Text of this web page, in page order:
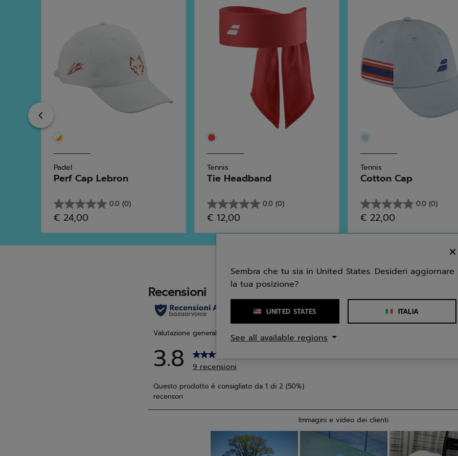
Padel
Perf Cap Lebron
0.0 (0)
0.0
su
5
stelle.
€ 24,00
Tennis
Tie Headband
0.0 (0)
0.0
su
5
stelle.
€ 12,00
Tennis
Cotton Cap
0.0 (0)
0.0
su
5
€ 22,00
Sembra che tu sia in United States. Desideri aggiornare
la tua posizione?
UNITED STATES ITALIA
See all available regions